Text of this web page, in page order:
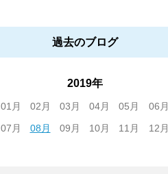
過去のブログ
2019年
01月 02月 03月 04月 05月
06月
07月
08月 09月 10月 11月 12月